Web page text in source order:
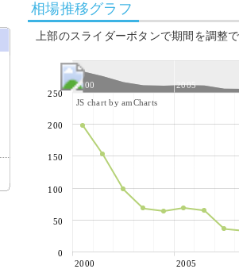
相場推移グラフ
上部のスライダーボタンで期間を調整で
2000 2005
2000 2005
0
50
100
150
200
250
JS chart by amCharts